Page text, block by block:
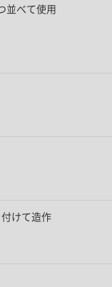
並べて使用
けて造作